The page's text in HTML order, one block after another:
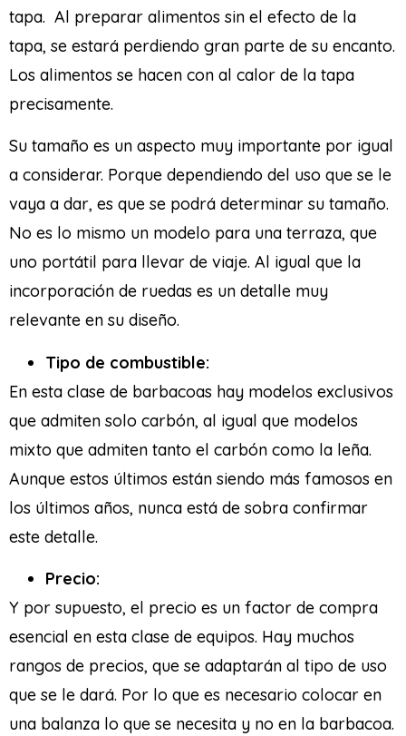
tapa. Al preparar alimentos sin el efecto de la
tapa, se estará perdiendo gran parte de su encanto.
Los alimentos se hacen con al calor de la tapa
precisamente.
Su tamaño es un aspecto muy importante por igual
a considerar. Porque dependiendo del uso que se le
vaya a dar, es que se podrá determinar su tamaño.
No es lo mismo un modelo para una terraza, que
uno portátil para llevar de viaje. Al igual que la
incorporación de ruedas es un detalle muy
relevante en su diseño.
Tipo de combustible:
En esta clase de barbacoas hay modelos exclusivos
que admiten solo carbón, al igual que modelos
mixto que admiten tanto el carbón como la leña.
Aunque estos últimos están siendo más famosos en
los últimos años, nunca está de sobra confirmar
este detalle.
Precio:
Y por supuesto, el precio es un factor de compra
esencial en esta clase de equipos. Hay muchos
rangos de precios, que se adaptarán al tipo de uso
que se le dará. Por lo que es necesario colocar en
una balanza lo que se necesita y no en la barbacoa.